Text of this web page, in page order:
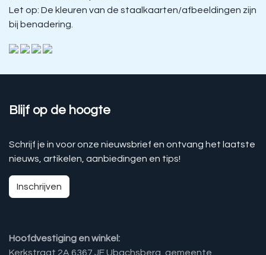
Let op: De kleuren van de staalkaarten/afbeeldingen zijn
bij benadering.
Blijf op de hoogte
Schrijf je in voor onze nieuwsbrief en ontvang het laatste
nieuws, artikelen, aanbiedingen en tips!
Inschrijven
Hoofdvestiging en winkel:
Kerkstraat 2A 6367 JE Ubachsberg, gemeente